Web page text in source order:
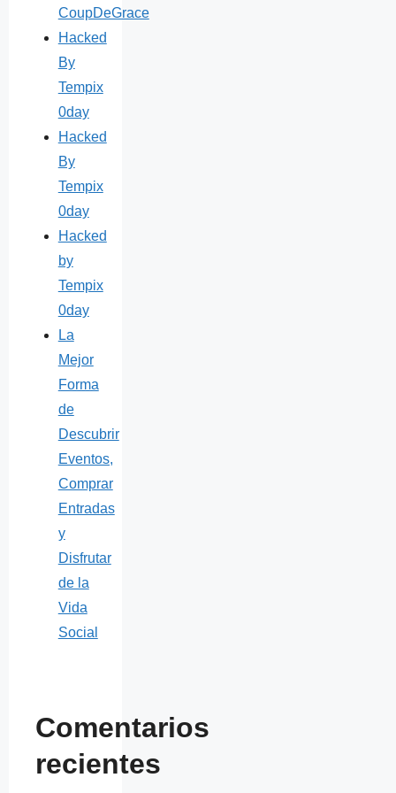
CoupDeGrace
Hacked
By
Tempix
0day
Hacked
By
Tempix
0day
Hacked
by
Tempix
0day
La
Mejor
Forma
de
Descubrir
Eventos,
Comprar
Entradas
y
Disfrutar
de la
Vida
Social
Comentarios
recientes